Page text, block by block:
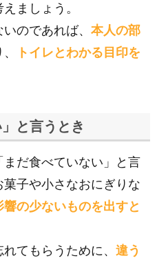
ましょう。
のであれば、 本人の部
トイレとわかる目印を
と言うとき
だ食べていない」と言
子や小さなおにぎりな
の少ないものを出すと
てもらうために、 違う